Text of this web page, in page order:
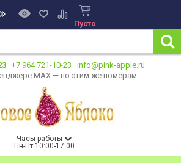
Пусто
· +7 964 721-10-23 · info@pink-apple.ru
MAX — по этим же номерам
Часы работы
Пн-Пт 10:00-17:00